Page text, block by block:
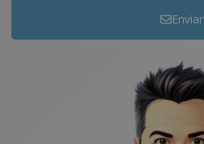
Enviar